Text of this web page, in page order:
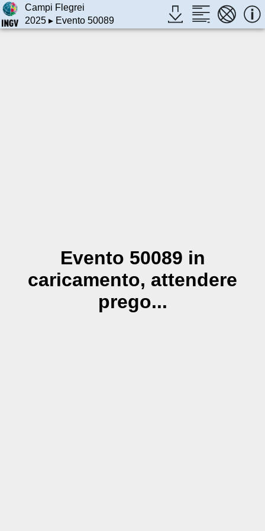
Campi Flegrei
2025▸ Evento 50089
Evento 50089 in
caricamento, attendere
prego...